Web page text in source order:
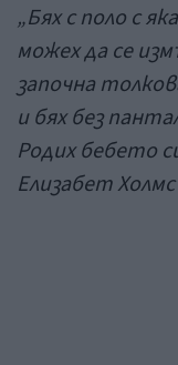
„Бях с поло с
можех да се
започна
и бях без
Родих бебето
Елизабет